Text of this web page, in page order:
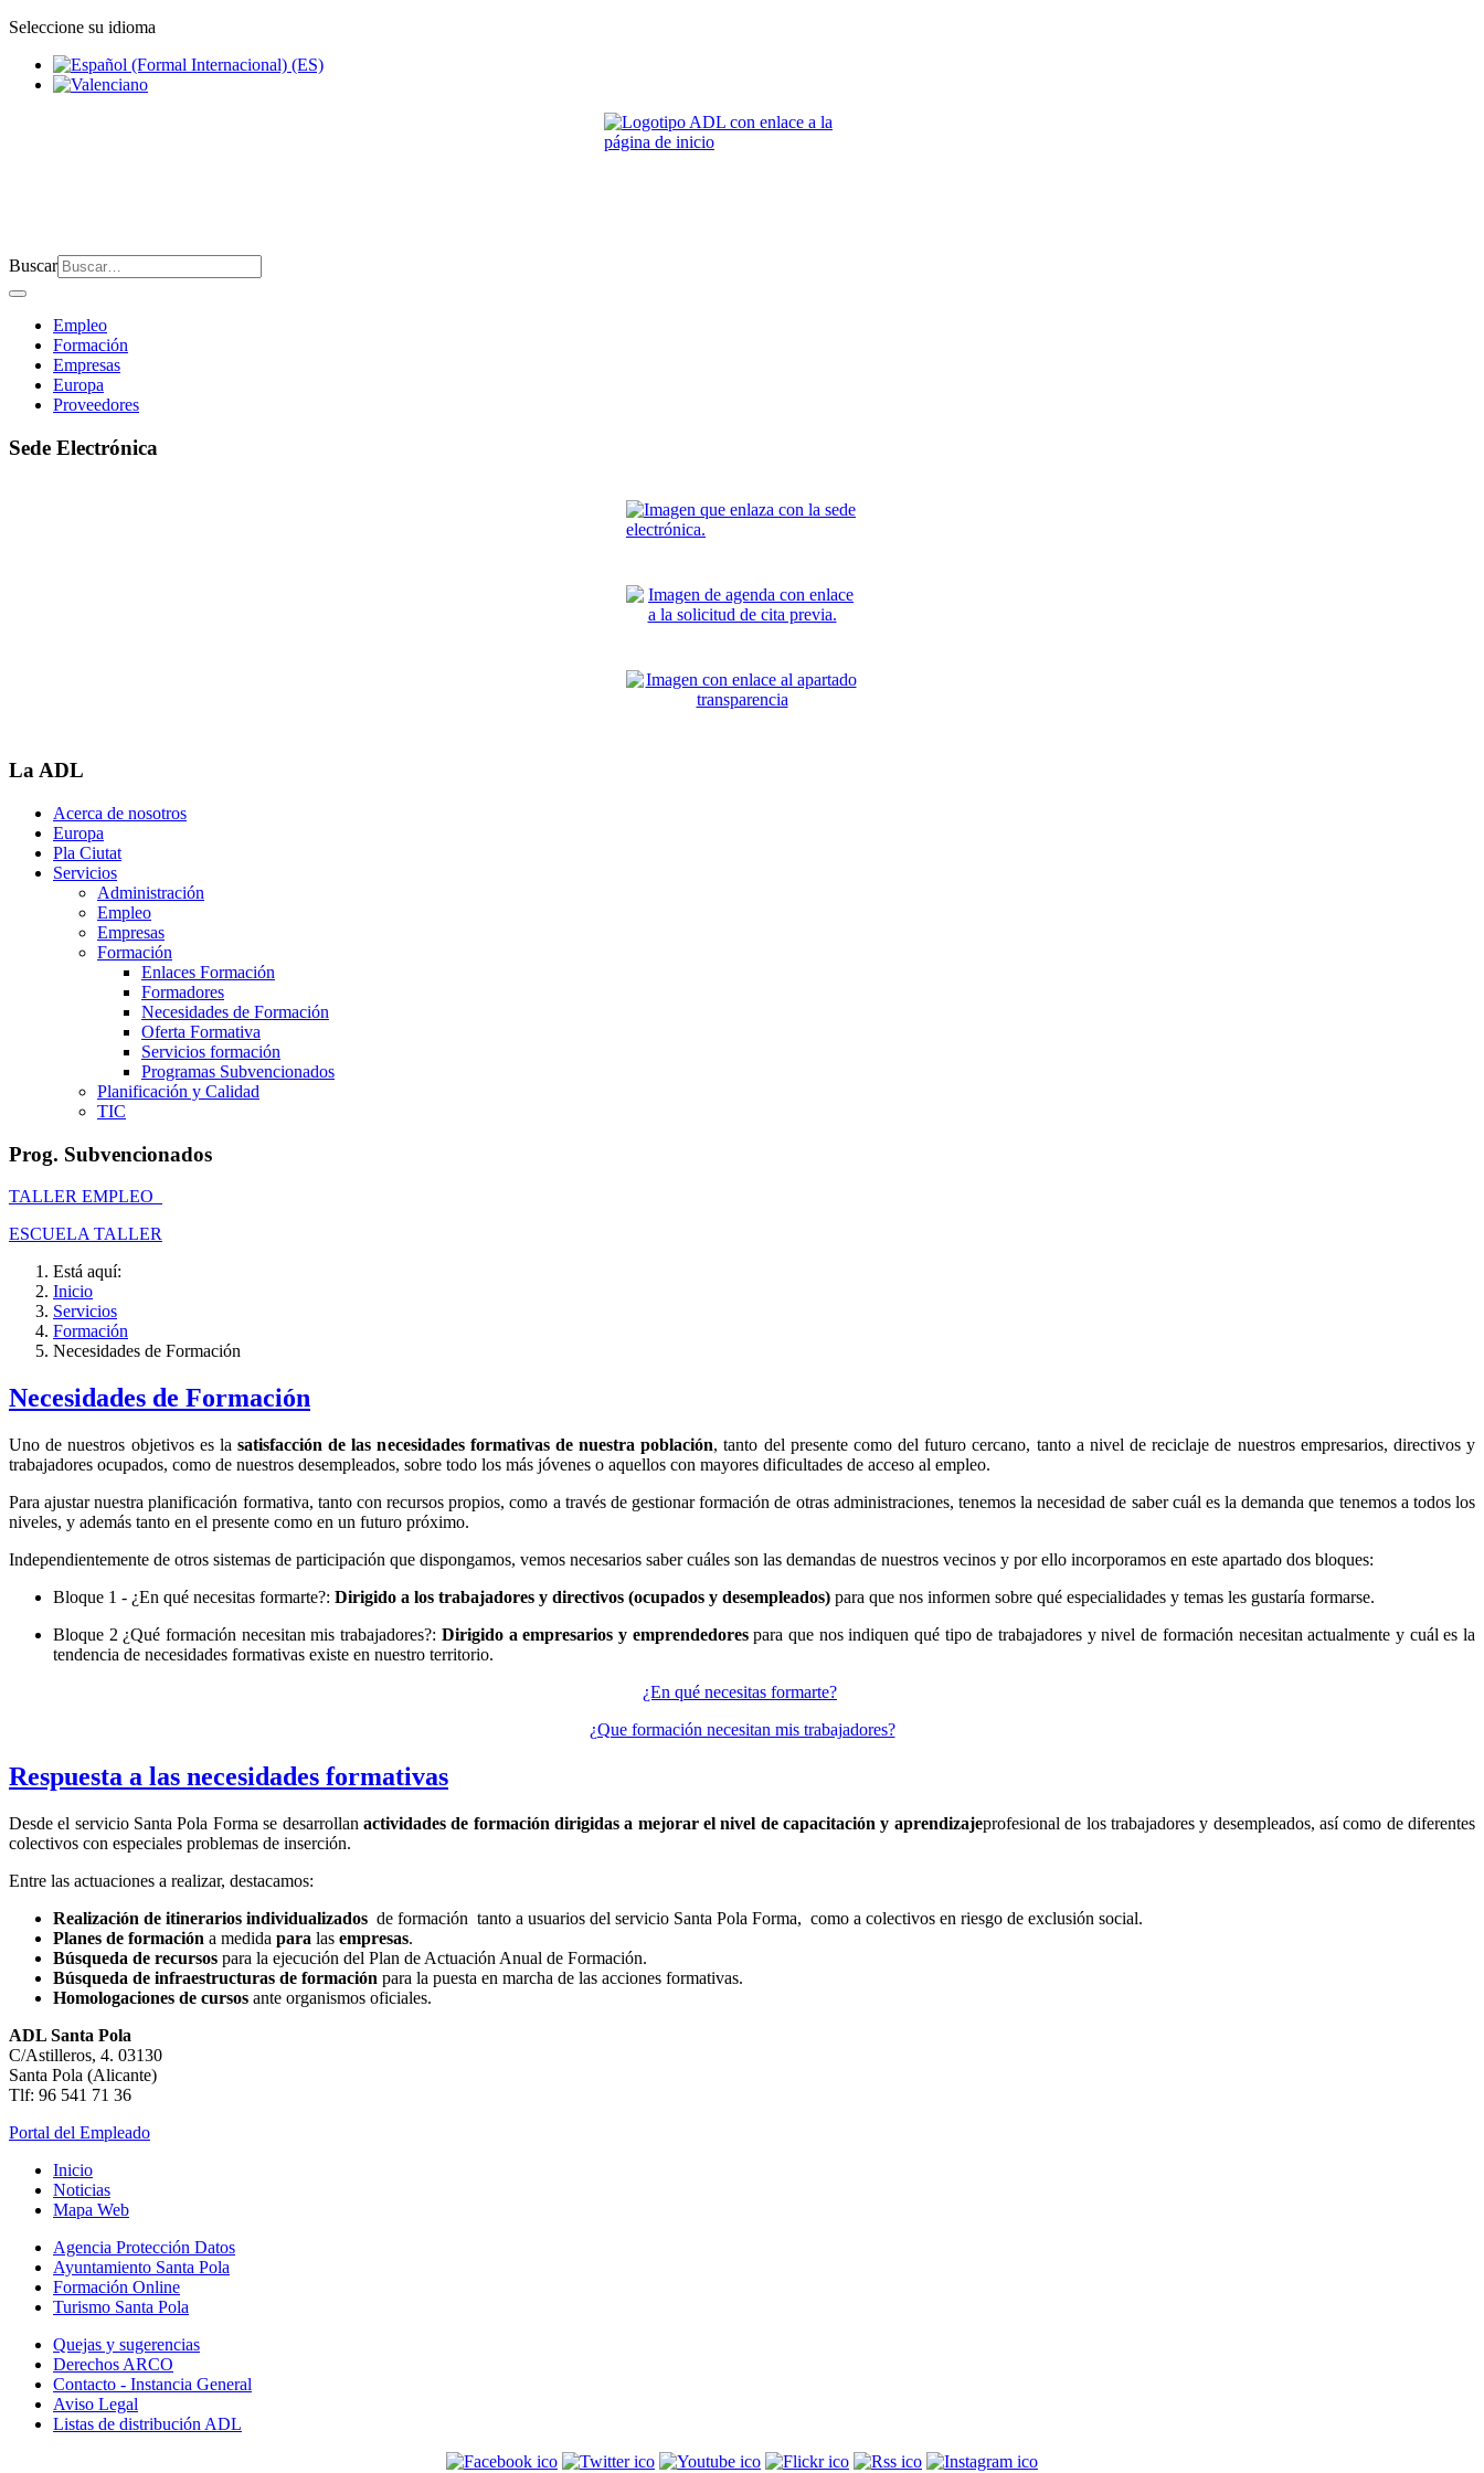
Seleccione su idioma
Buscar
Empleo
Formación
Empresas
Europa
Proveedores
Sede Electrónica
La ADL
Acerca de nosotros
Europa
Pla Ciutat
Servicios
Administración
Empleo
Empresas
Formación
Enlaces Formación
Formadores
Necesidades de Formación
Oferta Formativa
Servicios formación
Programas Subvencionados
Planificación y Calidad
TIC
Prog. Subvencionados
TALLER EMPLEO
ESCUELA TALLER
Está aquí:
Inicio
Servicios
Formación
Necesidades de Formación
Necesidades de Formación
Uno de nuestros objetivos es la satisfacción de las necesidades formativas de nuestra población, tanto del presente como del futuro cercano, tanto a nivel de reciclaje de nuestros empresarios, directivos y
trabajadores ocupados, como de nuestros desempleados, sobre todo los más jóvenes o aquellos con mayores dificultades de acceso al empleo.
Para ajustar nuestra planificación formativa, tanto con recursos propios, como a través de gestionar formación de otras administraciones, tenemos la necesidad de saber cuál es la demanda que tenemos a todos los
niveles, y además tanto en el presente como en un futuro próximo.
Independientemente de otros sistemas de participación que dispongamos, vemos necesarios saber cuáles son las demandas de nuestros vecinos y por ello incorporamos en este apartado dos bloques:
Bloque 1 - ¿En qué necesitas formarte?: Dirigido a los trabajadores y directivos (ocupados y desempleados) para que nos informen sobre qué especialidades y temas les gustaría formarse.
Bloque 2 ¿Qué formación necesitan mis trabajadores?: Dirigido a empresarios y emprendedorespara que nos indiquen qué tipo de trabajadores y nivel de formación necesitan actualmente y cuál es la
tendencia de necesidades formativas existe en nuestro territorio.
¿En qué necesitas formarte?
¿Que formación necesitan mis trabajadores?
Respuesta a las necesidades formativas
Desde el servicio Santa Pola Forma se desarrollan actividades de formación dirigidas a mejorar el nivel de capacitación y aprendizajeprofesional de los trabajadores y desempleados, así como de diferentes
colectivos con especiales problemas de inserción.
Entre las actuaciones a realizar, destacamos:
Realización de itinerarios individualizados de formación tanto a usuarios del servicio Santa Pola Forma, como a colectivos en riesgo de exclusión social.
Planes de formación a medida para las empresas.
Búsqueda de recursos para la ejecución del Plan de Actuación Anual de Formación.
Búsqueda de infraestructuras de formación para la puesta en marcha de las acciones formativas.
Homologaciones de cursos ante organismos oficiales.
ADL Santa Pola
C/Astilleros, 4. 03130
Santa Pola (Alicante)
Tlf: 96 541 71 36
Portal del Empleado
Inicio
Noticias
Mapa Web
Agencia Protección Datos
Ayuntamiento Santa Pola
Formación Online
Turismo Santa Pola
Quejas y sugerencias
Derechos ARCO
Contacto - Instancia General
Aviso Legal
Listas de distribución ADL